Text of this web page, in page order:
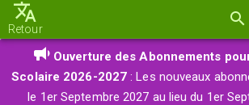
Retour
Ouverture des Abonnements
Scolaire 2026-2027 : Les nouveaux
le 1er Septembre 2027 au lieu du 1er